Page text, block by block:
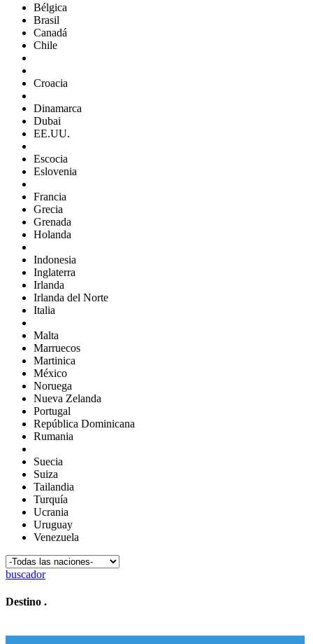
Bélgica
Brasil
Canadá
Chile
Croacia
Dinamarca
Dubai
EE.UU.
Escocia
Eslovenia
Francia
Grecia
Grenada
Holanda
Indonesia
Inglaterra
Irlanda
Irlanda del Norte
Italia
Malta
Marruecos
Martinica
México
Noruega
Nueva Zelanda
Portugal
República Dominicana
Rumania
Suecia
Suiza
Tailandia
Turquía
Ucrania
Uruguay
Venezuela
buscador
Destino .